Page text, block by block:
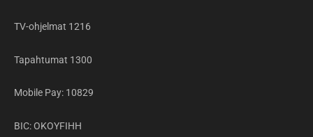
TV-ohjelmat 1216
Tapahtumat 1300
Mobile Pay: 10829
BIC: OKOYFIHH